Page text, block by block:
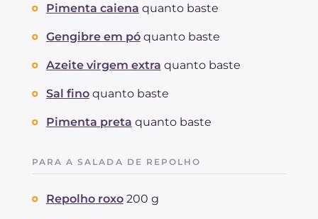
Pimenta caiena quanto baste
Gengibre em pó quanto baste
Azeite virgem extra quanto baste
Sal fino quanto baste
Pimenta preta quanto baste
PARA A SALADA DE REPOLHO
Repolho roxo 200 g